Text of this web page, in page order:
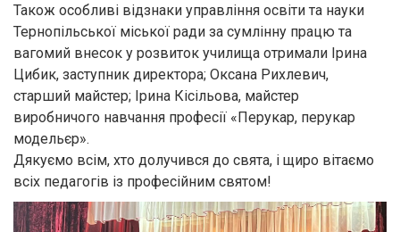
Також особливі відзнаки управління освіти та науки
Тернопільської міської ради за сумлінну працю та
вагомий внесок у розвиток училища отримали Ірина
Цибик, заступник директора; Оксана Рихлевич,
старший майстер; Ірина Кісільова, майстер
виробничого навчання професії «Перукар, перукар
модельєр».
Дякуємо всім, хто долучився до свята, і щиро вітаємо
всіх педагогів із професійним святом!